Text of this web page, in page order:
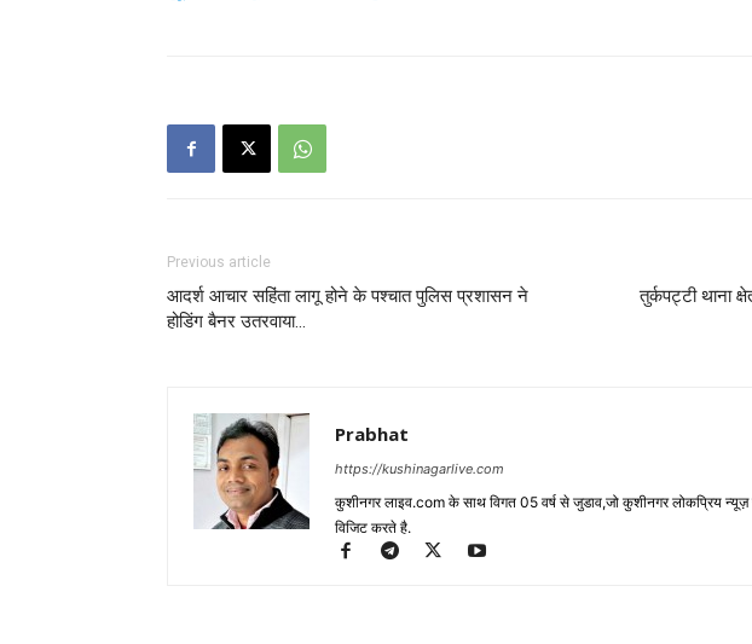
Previous article
आदर्श आचार सहिंता लागू होने के पश्चात पुलिस प्रशासन ने
होडिंग बैनर उतरवाया…
तुर्कपट्टी थाना
Prabhat
https://kushinagarlive.com
कुशीनगर लाइव.com के साथ विगत 05 वर्ष से जुडाव,जो कुशीनगर लोकप्रिय न्यूज़
विजिट करते है.